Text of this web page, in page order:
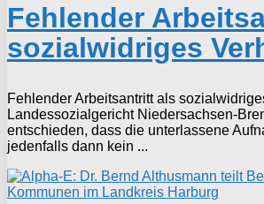
Fehlender
sozialwidriges
Fehlender Arbeitsantritt als
Landessozialgericht Niedersachsen-
entschieden, dass die unterlassene
jedenfalls dann kein ...